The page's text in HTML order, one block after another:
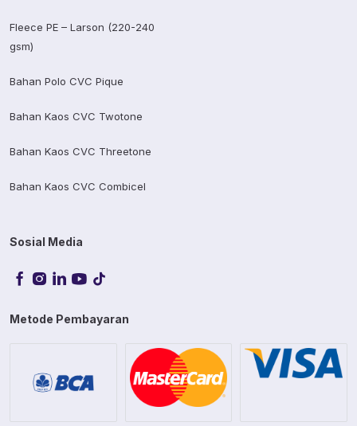
Fleece PE – Larson (220-240
gsm)
Bahan Polo CVC Pique
Bahan Kaos CVC Twotone
Bahan Kaos CVC Threetone
Bahan Kaos CVC Combicel
Sosial Media
Metode Pembayaran